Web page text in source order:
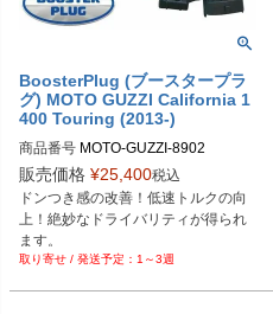
BoosterPlug (ブースタープラ
グ) MOTO GUZZI California 1
400 Touring (2013-)
商品番号 MOTO-GUZZI-8902
BSP-TYPE-Q
販売価格 ¥25,400税込
ドンつき感の改善！低速トルクの向
上！絶妙なドライバリティが得られ
ます。
1～3週